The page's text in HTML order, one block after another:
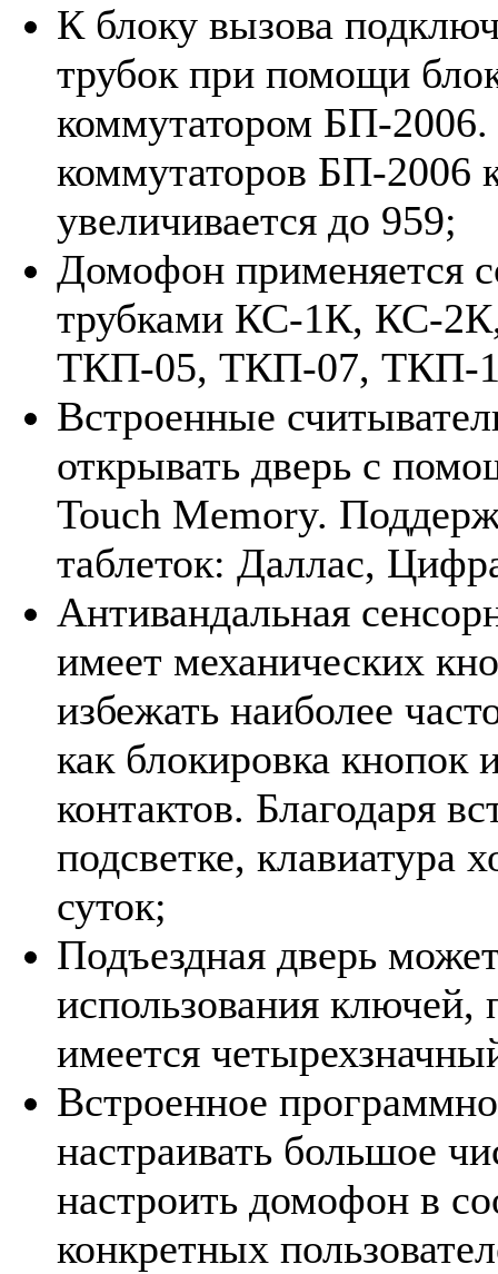
К блоку вызова
трубок при помощи
коммутатором БП-
коммутаторов БП-2006
увеличивается до 959;
Домофон применяется
трубками КС-1К, КС-
ТКП-05, ТКП-07, ТКП-
Встроенные
открывать дверь с
Touch Memory.
таблеток: Даллас,
Антивандальная
имеет механических
избежать наиболее
как блокировка кнопок
контактов. Благодаря
подсветке, клавиатура
суток;
Подъездная дверь
использования ключей,
имеется
Встроенное
настраивать большое
настроить домофон в
конкретных